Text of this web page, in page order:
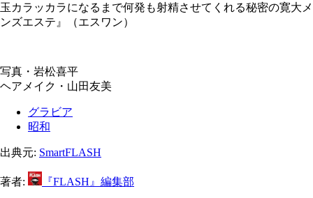
玉カラッカラになるまで何発も射精させてくれる秘密の寛大メ
ンズエステ』（エスワン）
写真・岩松喜平
ヘアメイク・山田友美
グラビア
昭和
出典元: SmartFLASH
著者: 『FLASH』編集部